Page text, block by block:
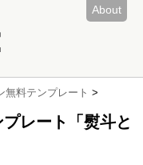
About
無料テンプレート >
レート「熨斗と